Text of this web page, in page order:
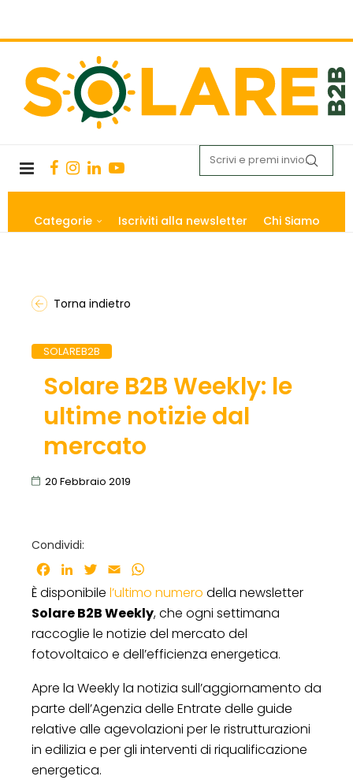
Categorie Iscriviti alla newsletter Chi Siamo
Torna indietro
SOLAREB2B
Solare B2B Weekly: le
ultime notizie dal
mercato
20 Febbraio 2019
Condividi:
Facebook
LinkedInTwitter
Email
È disponibile l’ultimo numero della newsletter
Solare B2B Weekly, che ogni settimana
raccoglie le notizie del mercato del
fotovoltaico e dell’efficienza energetica.
Apre la Weekly la notizia sull’aggiornamento da
parte dell’Agenzia delle Entrate delle guide
relative alle agevolazioni per le ristrutturazioni
in edilizia e per gli interventi di riqualificazione
energetica.